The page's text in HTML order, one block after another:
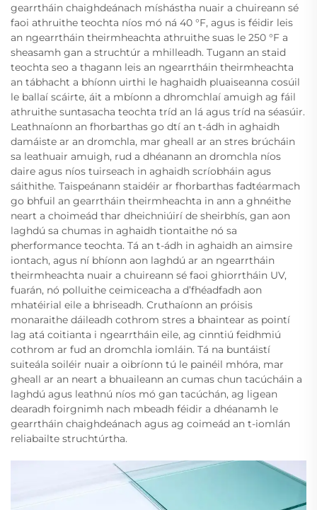
gearrtháin chaighdeánach míshástha nuair a chuireann sé
faoi athruithe teochta níos mó ná 40 °F, agus is féidir leis
an ngearrtháin theirmheachta athruithe suas le 250 °F a
sheasamh gan a struchtúr a mhilleadh. Tugann an staid
teochta seo a thagann leis an ngearrtháin theirmheachta
an tábhacht a bhíonn uirthi le haghaidh pluaiseanna cosúil
le ballaí scáirte, áit a mbíonn a dhromchlaí amuigh ag fáil
athruithe suntasacha teochta tríd an lá agus tríd na séasúir.
Leathnaíonn an fhorbarthas go dtí an t-ádh in aghaidh
damáiste ar an dromchla, mar gheall ar an stres brúcháin
sa leathuair amuigh, rud a dhéanann an dromchla níos
daire agus níos tuirseach in aghaidh scríobháin agus
sáithithe. Taispeánann staidéir ar fhorbarthas fadtéarmach
go bhfuil an gearrtháin theirmheachta in ann a ghnéithe
neart a choimeád thar dheichniúirí de sheirbhís, gan aon
laghdú sa chumas in aghaidh tiontaithe nó sa
pherformance teochta. Tá an t-ádh in aghaidh an aimsire
iontach, agus ní bhíonn aon laghdú ar an ngearrtháin
theirmheachta nuair a chuireann sé faoi ghiorrtháin UV,
fuarán, nó polluithe ceimiceacha a d’fhéadfadh aon
mhatéirial eile a bhriseadh. Cruthaíonn an próisis
monaraithe dáileadh cothrom stres a bhaintear as pointí
lag atá coitianta i ngearrtháin eile, ag cinntiú feidhmiú
cothrom ar fud an dromchla iomláin. Tá na buntáistí
suiteála soiléir nuair a oibríonn tú le painéil mhóra, mar
gheall ar an neart a bhuaileann an cumas chun tacúcháin a
laghdú agus leathnú níos mó gan tacúchán, ag ligean
dearadh foirgnimh nach mbeadh féidir a dhéanamh le
gearrtháin chaighdeánach agus ag coimeád an t-iomlán
reliabailte struchtúrtha.